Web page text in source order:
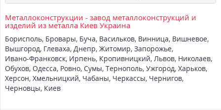
Металлоконструкции - завод металлоконструкций и
изделий из металла Киев Украина
Борисполь, Бровары, Буча, Васильков, Винница, Вишневое,
Вышгород, Глеваха, Днепр, Житомир, Запорожье,
Ивано-Франковск, Ирпень, Кропивницкий, Львов, Николаев,
Обухов, Одесса, Ровно, Сумы, Тернополь, Ужгород, Харьков,
Херсон, Хмельницкий, Чабаны, Черкассы, Чернигов,
Черновцы, Киев